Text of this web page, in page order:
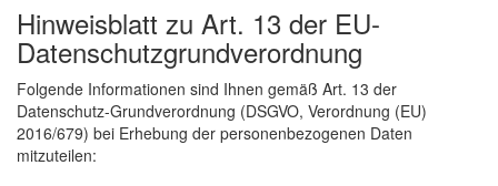
Hinweisblatt zu Art. 13 der EU-
Datenschutzgrundverordnung
Folgende Informationen sind Ihnen gemäß Art. 13 der
Datenschutz-Grundverordnung (DSGVO, Verordnung (EU)
2016/679) bei Erhebung der personenbezogenen Daten
mitzuteilen: